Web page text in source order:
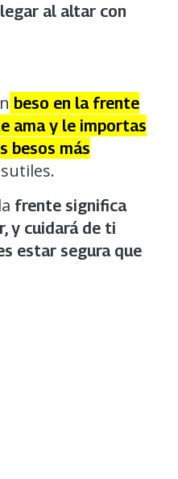
al altar con
beso en la frente
ama y le importas
besos más
frente significa
y cuidará de ti
estar segura que